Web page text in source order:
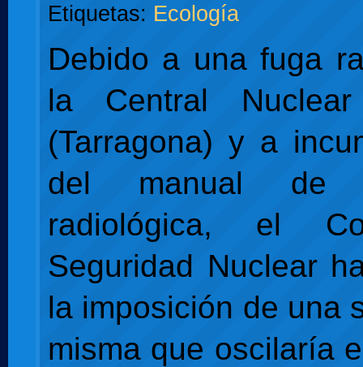
Etiquetas: Ecología
Debido a una fuga
la Central
(Tarragona) y a
del manual de
radiológica, el
Seguridad Nuclear
la imposición de una
misma que oscilaría